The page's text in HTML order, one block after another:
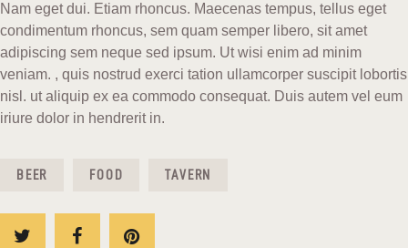
Nam eget dui. Etiam rhoncus. Maecenas tempus, tellus eget
condimentum rhoncus, sem quam semper libero, sit amet
adipiscing sem neque sed ipsum. Ut wisi enim ad minim
veniam. , quis nostrud exerci tation ullamcorper suscipit lobortis
nisl. ut aliquip ex ea commodo consequat. Duis autem vel eum
iriure dolor in hendrerit in.
BEER FOOD TAVERN